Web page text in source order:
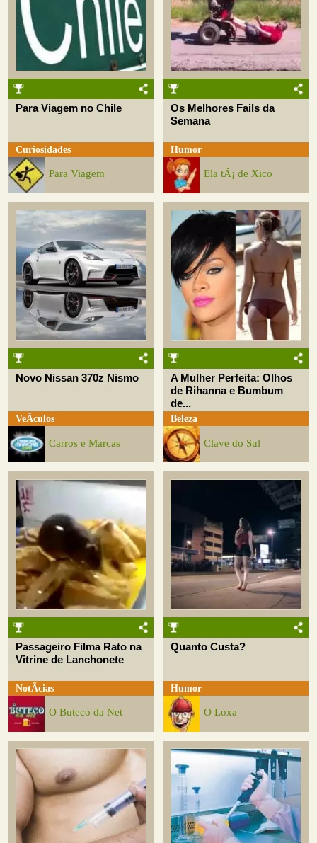
Para Viagem no Chile
Curiosidades
Para Viagem
Os Melhores Fails da
Semana
Humor
Ela tÃ¡ de Xico
Novo Nissan 370z Nismo
VeÃ­culos
Carros e Marcas
A Mulher Perfeita: Olhos
de Rihanna e Bumbum
de...
Beleza
Clave do Sul
Passageiro Filma Rato na
Vitrine de Lanchonete
NotÃ­cias
O Buteco da Net
Quanto Custa?
Humor
O Loxa